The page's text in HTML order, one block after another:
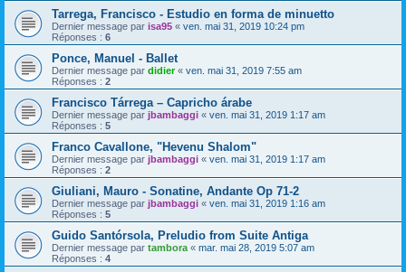
Tarrega, Francisco - Estudio en forma de minuetto
Dernier message par isa95 « ven. mai 31, 2019 10:24 pm
Réponses : 6
Ponce, Manuel - Ballet
Dernier message par didier« ven. mai 31, 2019 7:55 am
Réponses : 2
Francisco Tárrega – Capricho árabe
Dernier message par jbambaggi « ven. mai 31, 2019 1:17 am
Réponses : 5
Franco Cavallone, "Hevenu Shalom"
Dernier message par jbambaggi « ven. mai 31, 2019 1:17 am
Réponses : 2
Giuliani, Mauro - Sonatine, Andante Op 71-2
Dernier message par jbambaggi « ven. mai 31, 2019 1:16 am
Réponses : 5
Guido Santórsola, Preludio from Suite Antiga
Dernier message par tambora « mar. mai 28, 2019 5:07 am
Réponses : 4